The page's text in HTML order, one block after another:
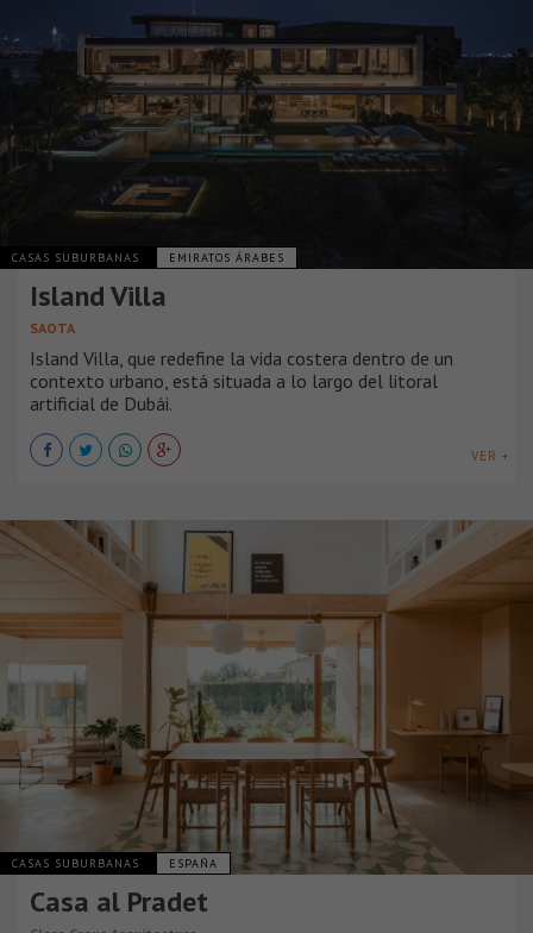
CASAS SUBURBANAS EMIRATOS ÁRABES
Island Villa
SAOTA
Island Villa, que redefine la vida costera dentro de un
contexto urbano, está situada a lo largo del litoral
artificial de Dubái.
VER +
CASAS SUBURBANAS ESPAÑA
Casa al Pradet